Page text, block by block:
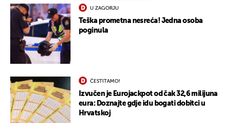
U ZAGORJU
Teška prometna nesreća! Jedna osoba
poginula
ČESTITAMO!
Izvučen je Eurojackpot od čak 32,6 milijuna
eura: Doznajte gdje idu bogati dobitci u
Hrvatskoj